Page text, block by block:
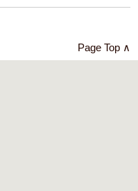
Page Top ∧